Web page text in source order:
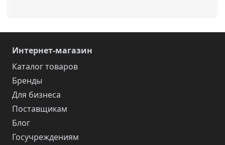
Интернет-магазин
Каталог товаров
Бренды
Для бизнеса
Поставщикам
Блог
Госучреждениям